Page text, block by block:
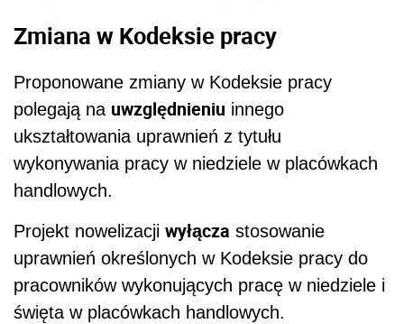
Zmiana w Kodeksie pracy
Proponowane zmiany w Kodeksie pracy
polegają na uwzględnieniu innego
ukształtowania uprawnień z tytułu
wykonywania pracy w niedziele w placówkach
handlowych.
Projekt nowelizacji wyłącza stosowanie
uprawnień określonych w Kodeksie pracy do
pracowników wykonujących pracę w niedziele i
święta w placówkach handlowych.